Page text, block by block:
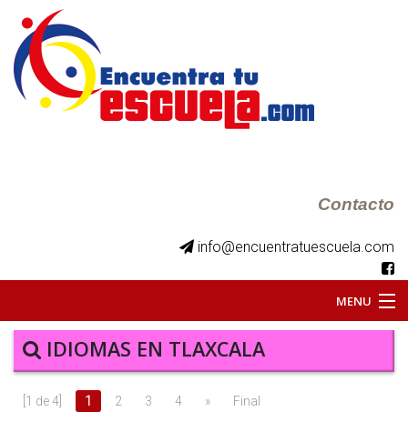
Contacto
info@encuentratuescuela.com
MENU
INICIOIDIOMAS EN TLAXCALA
[1 de 4] 1 2 3 4 » Final